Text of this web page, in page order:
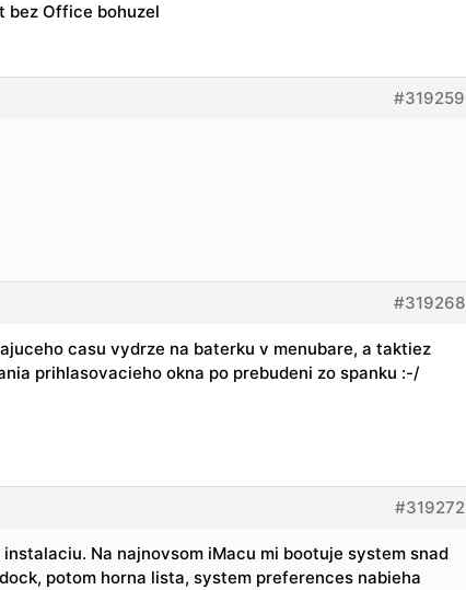
bez Office bohuzel
#319259
#319268
casu vydrze na baterku v menubare, a taktiez
prihlasovacieho okna po prebudeni zo spanku :-/
#319272
Na najnovsom iMacu mi bootuje system snad
potom horna lista, system preferences nabieha